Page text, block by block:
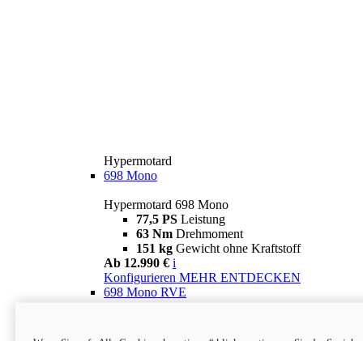
Hypermotard
698 Mono
Hypermotard 698 Mono
77,5 PS Leistung
63 Nm Drehmoment
151 kg Gewicht ohne Kraftstoff
Ab 12.990 € i
Konfigurieren MEHR ENTDECKEN
698 Mono RVE
77,5 PS
Leistung